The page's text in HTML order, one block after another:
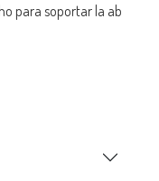
para soportar la ab